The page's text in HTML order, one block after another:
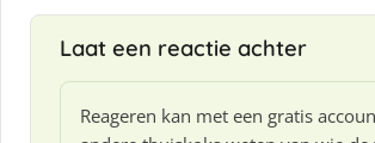
Laat een reactie achter
Reageren kan met een gratis